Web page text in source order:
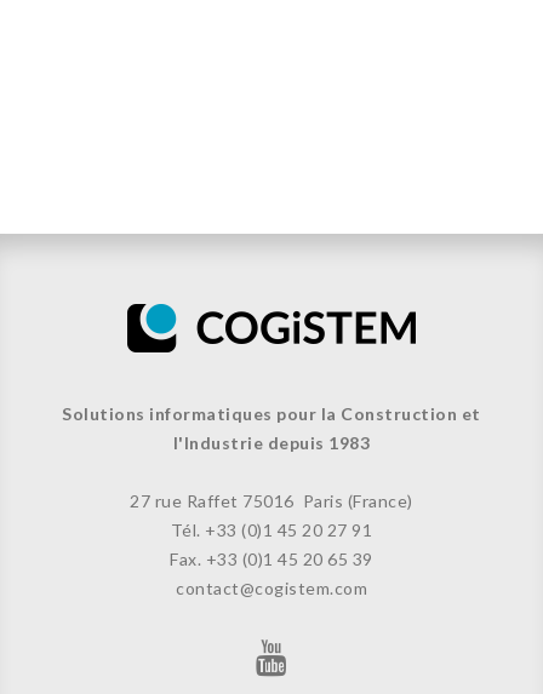
Solutions informatiques pour la Construction et
l'Industrie depuis 1983
27 rue Raffet 75016 Paris (France)
Tél. +33 (0)1 45 20 27 91
Fax. +33 (0)1 45 20 65 39
contact@cogistem.com